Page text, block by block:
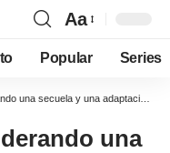
Aa
Popular Series
adaptación live-action de ‘KPop Demon Hunters’
una